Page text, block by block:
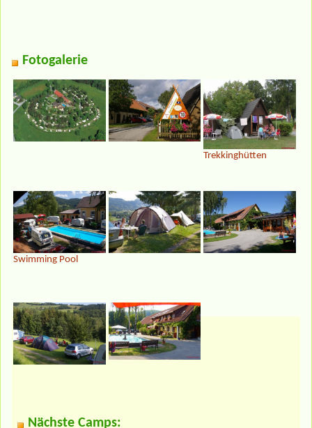
Fotogalerie
Trekkinghütten
Swimming Pool
Nächste Camps: